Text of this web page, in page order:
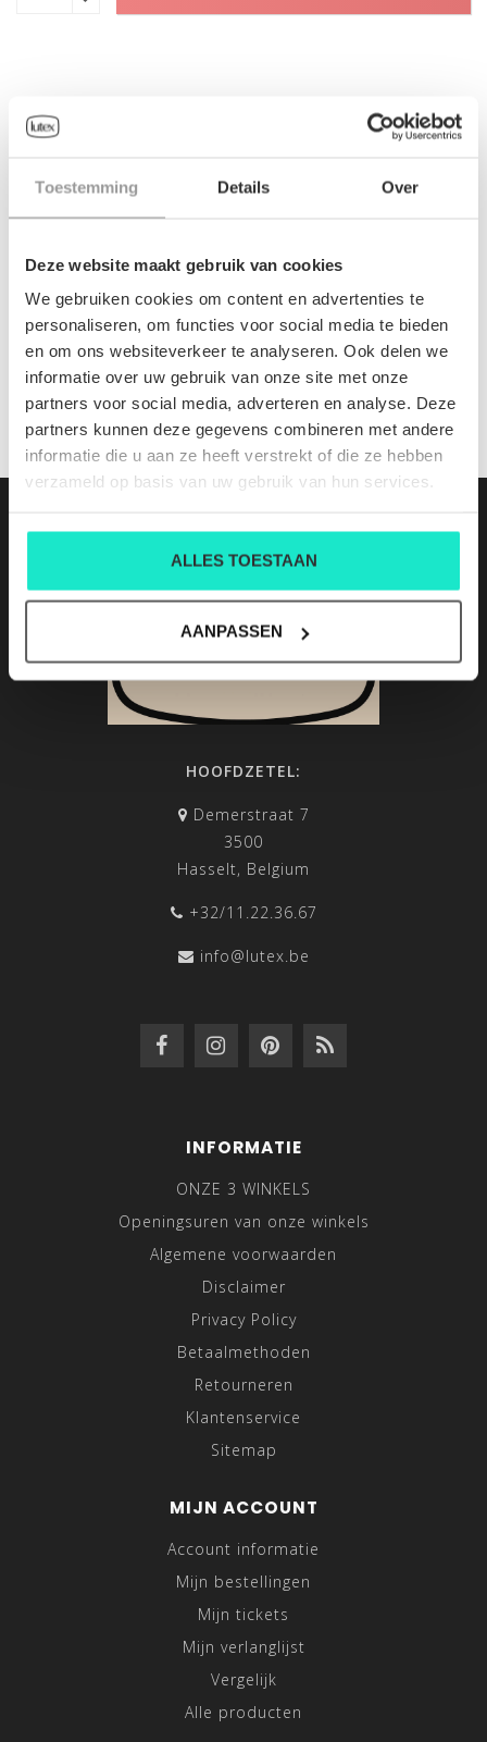
Toestemming Details Over
Deze website maakt gebruik van cookies
We gebruiken cookies om content en advertenties te
personaliseren, om functies voor social media te bieden
en om ons websiteverkeer te analyseren. Ook delen we
informatie over uw gebruik van onze site met onze
partners voor social media, adverteren en analyse. Deze
partners kunnen deze gegevens combineren met andere
informatie die u aan ze heeft verstrekt of die ze hebben
verzameld op basis van uw gebruik van hun services.
ALLES TOESTAAN
AANPASSEN
Geen informatie gevonden
24S.01U.0202.02 CREEK
Nog niet gewaardeerd
0 sterren op basis van 0 beoordelingen
JE BEOORDELING TOEVOEGEN
HOOFDZETEL:
Demerstraat 7
3500
Hasselt, Belgium
+32/11.22.36.67
info@lutex.be
INFORMATIE
ONZE 3 WINKELS
Openingsuren van onze winkels
Algemene voorwaarden
Disclaimer
Privacy Policy
Betaalmethoden
Retourneren
Klantenservice
Sitemap
MIJN ACCOUNT
Account informatie
Mijn bestellingen
Mijn tickets
Mijn verlanglijst
Vergelijk
Alle producten